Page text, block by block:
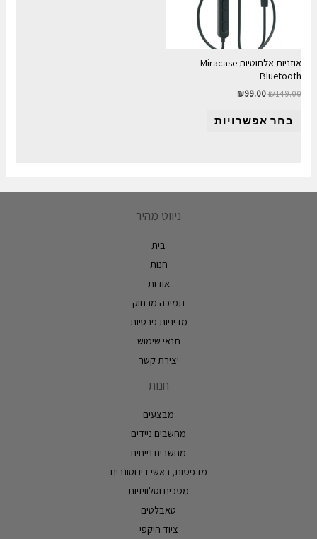
אוזניות אלחוטיות Miracase
Bluetooth
₪149.00
₪99.00
בחר אפשרויות
ניווט מהיר
בית
חנות
אודות
תמיכה מרחוק
מדיניות פרטיות
תנאי שימוש
יצירת קשר
חנות
מבצעים
מחשבים ניידים
מחשבים נייחים
מדפסות, ראשי דיו וטונרים
מסכים וטלוויזיות
טאבלטים
ציוד היקפי